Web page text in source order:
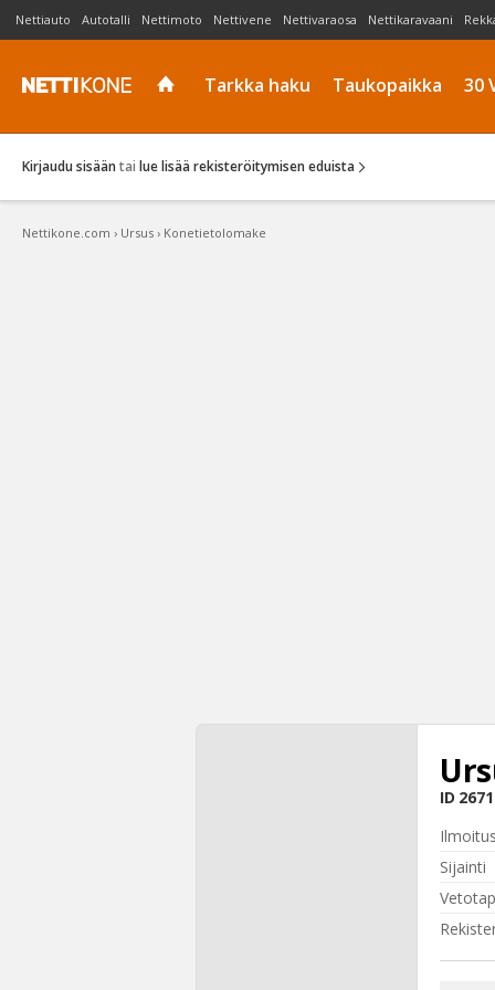
Nettiauto Autotalli Nettimoto Nettivene Nettivaraosa Nettikaravaani
Tarkka haku Taukopaikka 30
Kirjaudu sisään tai lue lisää rekisteröitymisen eduista
Nettikone.com › Ursus › Konetietolomake
ID
Sijainti